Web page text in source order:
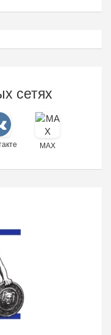
сетях
MAX